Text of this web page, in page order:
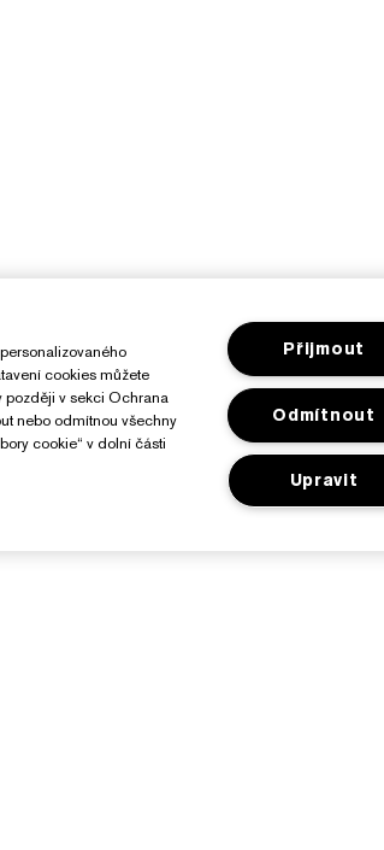
cookies můžete
později v sekci Ochrana
nebo odmítnou všechny
cookie“ v dolní části
Přijmout
Odmítnout
Upravit